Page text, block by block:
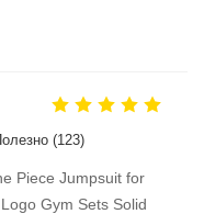
(123)
Piece Jumpsuit for
Gym Sets Solid